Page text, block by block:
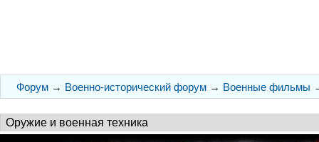
Форум → Военно-исторический форум → Военные фильмы